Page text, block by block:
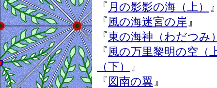
『 月の影影の海（上）
『風の海迷宮の岸 』
『東の海神（わだつみ
『風の万里黎明の空（
（下）
』
『図南の翼 』